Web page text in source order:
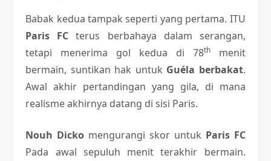
Babak kedua tampak seperti yang pertama. ITU
Paris FC terus berbahaya dalam serangan,
tetapi menerima gol kedua di 78thmenit
bermain, suntikan hak untuk Guéla berbakat.
Awal akhir pertandingan yang gila, di mana
realisme akhirnya datang di sisi Paris.
Nouh Dicko mengurangi skor untuk Paris FC
Pada awal sepuluh menit terakhir bermain.